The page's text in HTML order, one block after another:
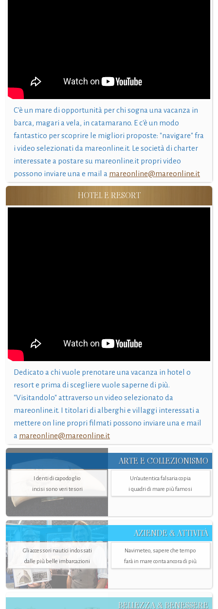
C'è un mare di opportunità per chi sogna una vacanza in
barca, magari a vela, in catamarano. E c'è un modo
fantastico per scoprire le migliori proposte: "navigare" fra
i video selezionati da mareonline.it. Le società di charter
interessate a postare su mareonline.it propri video
possono inviare una e mail a mareonline@mareonline.it
HOTEL E RESORT
Dedicato a chi vuole prenotare una vacanza in hotel o
resort e prima di scegliere vuole saperne di più.
"Visitandolo" attraverso un video selezionato da
mareonline.it. I titolari di alberghi e villaggi interessati a
mettere on line propri filmati possono inviare una e mail
a mareonline@mareonline.it
ARTE E COLLEZIONISMO
I denti di capodoglio
incisi sono veri tesori
Un’autentica falsaria copia
i quadri di mare più famosi
AZIENDE & ATTIVITÀ
Gli accessori nautici indossati
dalle più belle imbarcazioni
Navimeteo, sapere che tempo
farà in mare conta ancora di più
BELLEZZA & BENESSERE